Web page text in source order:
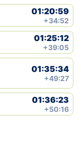
01:20:59
+34:52
01:25:12
+39:05
01:35:34
+49:27
01:36:23
+50:16